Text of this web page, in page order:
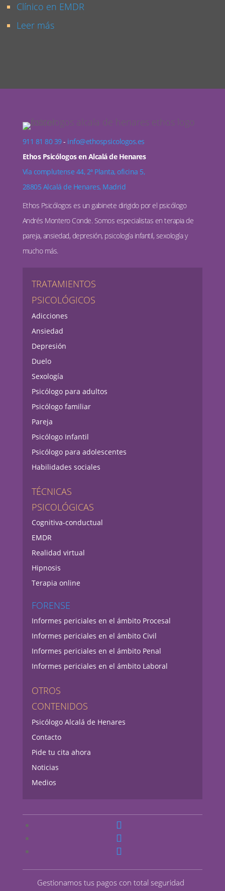
Clínico en EMDR
Leer más
911 81 80 39- info@ethospsicologos.es
Ethos Psicólogos en Alcalá de Henares
Vía complutense 44, 2ª Planta, oficina 5,
28805 Alcalá de Henares, Madrid
Ethos Psicólogos es un gabinete dirigido por el psicólogo
Andrés Montero Conde. Somos especialistas en terapia de
pareja, ansiedad, depresión, psicología infantil, sexología y
mucho más.
TRATAMIENTOS
PSICOLÓGICOS
Adicciones
Ansiedad
Depresión
Duelo
Sexología
Psicólogo para adultos
Psicólogo familiar
Pareja
Psicólogo Infantil
Psicólogo para adolescentes
Habilidades sociales
TÉCNICAS
PSICOLÓGICAS
Cognitiva-conductual
EMDR
Realidad virtual
Hipnosis
Terapia online
FORENSE
Informes periciales en el ámbito Procesal
Informes periciales en el ámbito Civil
Informes periciales en el ámbito Penal
Informes periciales en el ámbito Laboral
OTROS
CONTENIDOS
Psicólogo Alcalá de Henares
Contacto
Pide tu cita ahora
Noticias
Medios
Gestionamos tus pagos con total seguridad